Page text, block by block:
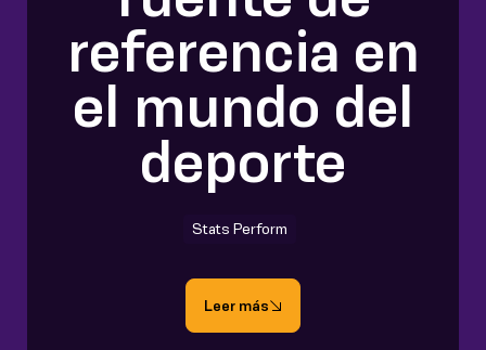
referencia en
el mundo del
deporte
Stats Perform
Leer más